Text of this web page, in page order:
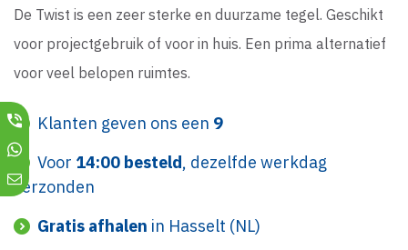
De Twist is een zeer sterke en duurzame tegel. Geschikt
voor projectgebruik of voor in huis. Een prima alternatief
voor veel belopen ruimtes.
Klanten geven ons een 9
Voor 14:00 besteld, dezelfde werkdag
verzonden
Gratis afhalen in Hasselt (NL)